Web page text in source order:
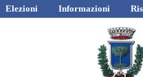
Elezioni Informazioni